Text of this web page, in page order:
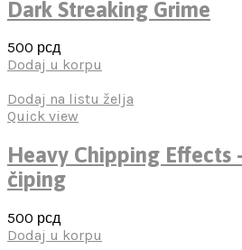
Dark Streaking Grime
500 рсд
Dodaj u korpu
Dodaj na listu želja
Quick view
Heavy Chipping Effects
čiping
500 рсд
Dodaj u korpu